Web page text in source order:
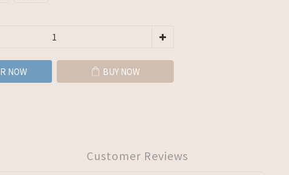
NOW BUY NOW
Customer Reviews